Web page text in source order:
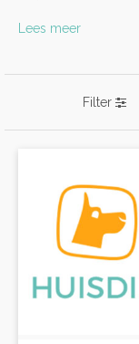
Lees meer
Filter